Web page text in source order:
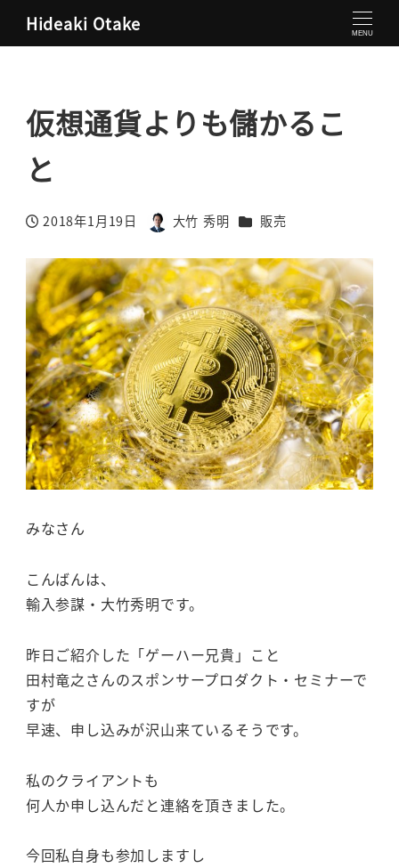
Hideaki Otake MENU
大竹秀明 公式サイト 仮想通貨よりも儲かること
仮想通貨よりも儲かるこ
と
投稿日
2018年1月19日
著
大竹 秀明 カテゴリー
販売
みなさん
こんばんは、
輸入参謀・大竹秀明です。
昨日ご紹介した「ゲーハー兄貴」こと
田村竜之さんのスポンサープロダクト・セミナーで
すが
早速、申し込みが沢山来ているそうです。
私のクライアントも
何人か申し込んだと連絡を頂きました。
今回私自身も参加しますし